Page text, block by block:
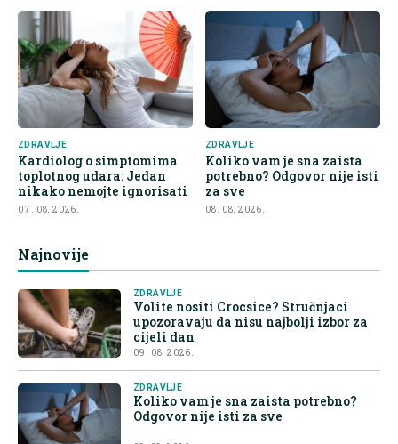
ZDRAVLJE
Kardiolog o simptomima
toplotnog udara: Jedan
nikako nemojte ignorisati
07. 08. 2026.
ZDRAVLJE
Koliko vam je sna zaista
potrebno? Odgovor nije isti
za sve
08. 08. 2026.
Najnovije
ZDRAVLJE
Volite nositi Crocsice? Stručnjaci
upozoravaju da nisu najbolji izbor za
cijeli dan
09. 08. 2026.
ZDRAVLJE
Koliko vam je sna zaista potrebno?
Odgovor nije isti za sve